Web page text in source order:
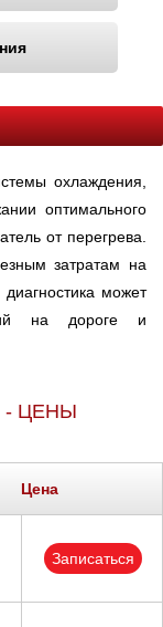
охлаждения,
оптимального
от перегрева.
затратам на
может
на дороге и
- ЦЕНЫ
Цена
Записаться